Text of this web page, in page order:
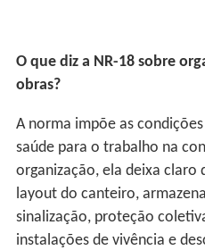
O que diz a NR-18 sobre
obras?
A norma impõe as
saúde para o trabalho na
organização, ela deixa claro
layout do canteiro,
sinalização, proteção
instalações de vivência e